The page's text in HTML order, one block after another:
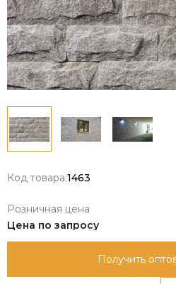
Код товара:1463
Розничная цена
Цена по запросу
Получить